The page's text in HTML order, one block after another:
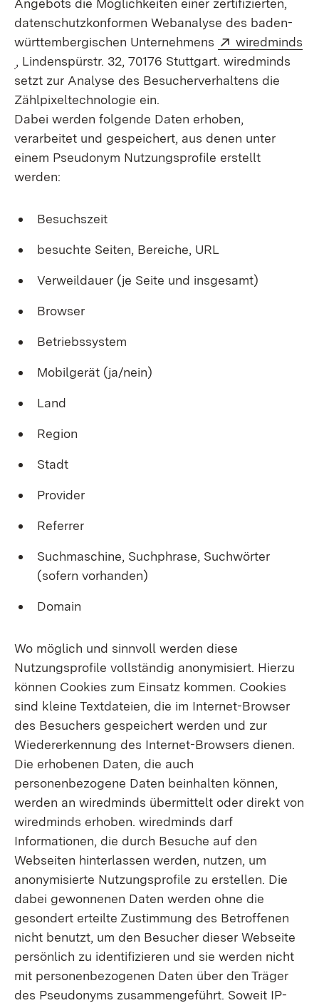
Angebots die Möglichkeiten einer zertifizierten,
datenschutzkonformen Webanalyse des baden-
württembergischen Unternehmens
Extern:
wiredminds
(Öffnet in neuem Fenster)
, Lindenspürstr. 32, 70176 Stuttgart. wiredminds
setzt zur Analyse des Besucherverhaltens die
Zählpixeltechnologie ein.
Dabei werden folgende Daten erhoben,
verarbeitet und gespeichert, aus denen unter
einem Pseudonym Nutzungsprofile erstellt
werden:
Besuchszeit
besuchte Seiten, Bereiche, URL
Verweildauer (je Seite und insgesamt)
Browser
Betriebssystem
Mobilgerät (ja/nein)
Land
Region
Stadt
Provider
Referrer
Suchmaschine, Suchphrase, Suchwörter
(sofern vorhanden)
Domain
Wo möglich und sinnvoll werden diese
Nutzungsprofile vollständig anonymisiert. Hierzu
können Cookies zum Einsatz kommen. Cookies
sind kleine Textdateien, die im Internet-Browser
des Besuchers gespeichert werden und zur
Wiedererkennung des Internet-Browsers dienen.
Die erhobenen Daten, die auch
personenbezogene Daten beinhalten können,
werden an wiredminds übermittelt oder direkt von
wiredminds erhoben. wiredminds darf
Informationen, die durch Besuche auf den
Webseiten hinterlassen werden, nutzen, um
anonymisierte Nutzungsprofile zu erstellen. Die
dabei gewonnenen Daten werden ohne die
gesondert erteilte Zustimmung des Betroffenen
nicht benutzt, um den Besucher dieser Webseite
persönlich zu identifizieren und sie werden nicht
mit personenbezogenen Daten über den Träger
des Pseudonyms zusammengeführt. Soweit IP-